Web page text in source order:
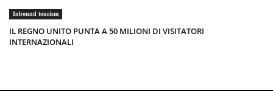
Inbound tourism
IL REGNO UNITO PUNTA A 50 MILIONI DI VISITATORI
INTERNAZIONALI